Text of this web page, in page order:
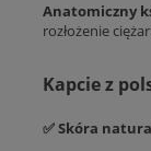
Anatomiczny
rozłożenie
Kapcie z
✅Skóra